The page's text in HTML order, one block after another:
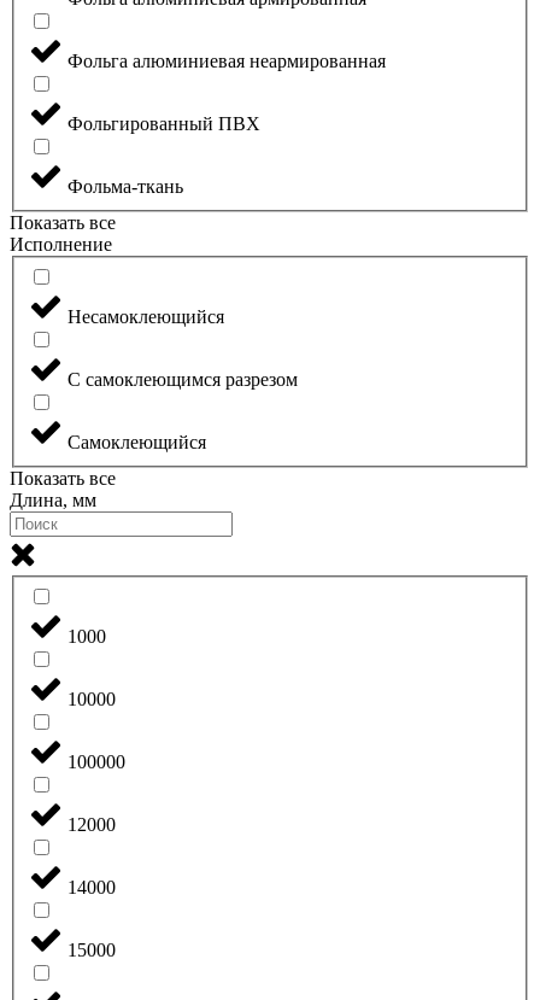
Фольга алюминиевая неармированная
Фольгированный ПВХ
Фольма-ткань
Показать все
Исполнение
Несамоклеющийся
С самоклеющимся разрезом
Самоклеющийся
Показать все
Длина, мм
1000
10000
100000
12000
14000
15000